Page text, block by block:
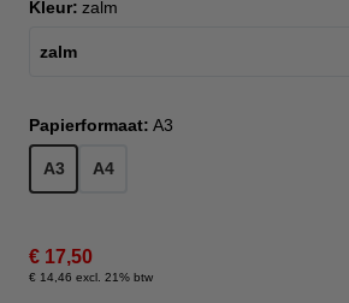
Kleur: zalm
zalm
Papierformaat: A3
A3 A4
€ 17,50
€ 14,46 excl. 21% btw